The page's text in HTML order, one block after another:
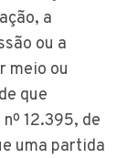
a
ou a
meio ou
que
12.395, de
uma partida